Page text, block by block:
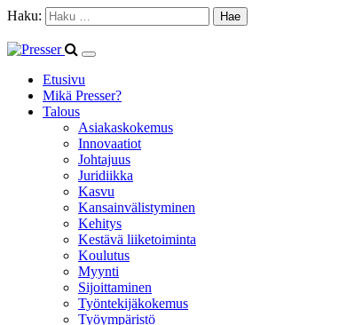
Haku:
Etusivu
Mikä Presser?
Talous
Asiakaskokemus
Innovaatiot
Johtajuus
Juridiikka
Kasvu
Kansainvälistyminen
Kehitys
Kestävä liiketoiminta
Koulutus
Myynti
Sijoittaminen
Työntekijäkokemus
Työympäristö